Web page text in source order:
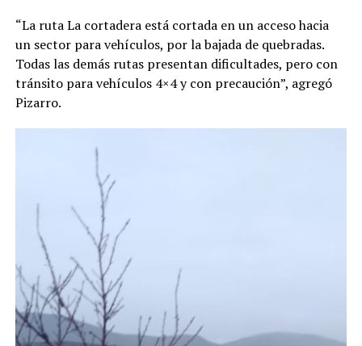
“La ruta La cortadera está cortada en un acceso hacia
un sector para vehículos, por la bajada de quebradas.
Todas las demás rutas presentan dificultades, pero con
tránsito para vehículos 4×4 y con precaución”, agregó
Pizarro.